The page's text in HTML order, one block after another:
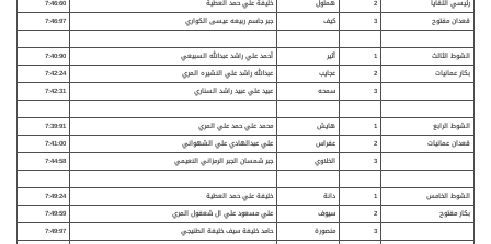
رئيسي اللقايا
2 هملول خليفة علي حمد العطية
7:46:60
قعدان مفتوح
3 كيف جبر جاسم ربيعه عيسى الكواري 7:46:97
الشوط الثالث 1 أثير أحمد علي راشد عبدالله السبيعي
7:40:90
بكار عمانيات
2 عجايب عبدالله راشد علي النشيره المري
7:42:24
3
سمحه عبيد علي عبيد راشد السناري 7:42:31
الشوط الرابع 1 هايش محمد علي حمد علي المري
7:39:91
قعدان عمانيات
2 عفراس علي عبدالهادي علي الشهواني
7:41:00
3
الخلاوي جبر شمسان الجبر الرمزاني النعيمي 7:44:58
الشوط الخامس 1 دانة خليفة علي حمد العطية
7:49:24
بكار مفتوح
2 سيوف علي مسعود علي ال شعفول المري
7:49:59
3
منصورة حامد خليفة سيف خليفة الطنيجي 7:49:97